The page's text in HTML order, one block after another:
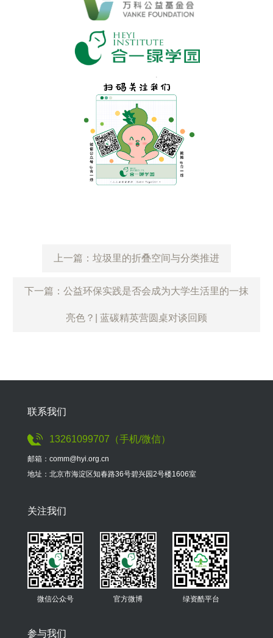
上一篇：垃圾里的折叠空间与分类推进
下一篇：公益环保实践是否会成为大学生活里的一抹
亮色？| 蓝碳精英营圆桌对谈回顾
联系我们
13261099707（手机/微信）
邮箱：comm@hyi.org.cn
地址：北京市海淀区知春路36号碧兴园2号楼1606室
关注我们
微信公众号 官方微博 绿资酷平台
参与我们